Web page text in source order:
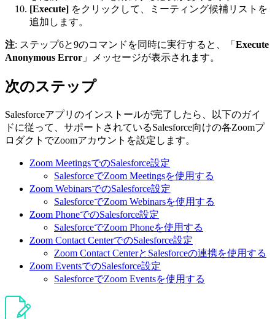
[Execute] をクリックして、ミーティング候補リストを
追加します。
注: ステップ6と9のコマンドを同時に実行すると、「 Execute
Anonymous Error 」メッセージが表示されます。
次のステップ
Salesforceアプリのインストールが完了したら、以下のガイ
ドに従って、サポートされているSalesforce向けの各Zoomプ
ロダクトでZoomアカウントを設定します。
Zoom MeetingsでのSalesforce設定
SalesforceでZoom Meetingsを使用する
Zoom WebinarsでのSalesforce設定
SalesforceでZoom Webinarsを使用する
Zoom PhoneでのSalesforce設定
SalesforceでZoom Phoneを使用する
Zoom Contact CenterでのSalesforce設定
Zoom Contact CenterとSalesforceの連携を使用する
Zoom EventsでのSalesforce設定
SalesforceでZoom Eventsを使用する